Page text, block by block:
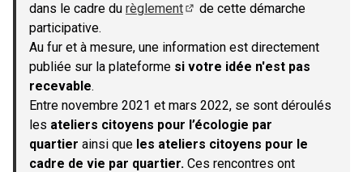
dans le cadre du règlement
de cette démarche
participative.
Au fur et à mesure, une information est directement
publiée sur la plateforme si votre idée n'est pas
recevable.
Entre novembre 2021 et mars 2022, se sont déroulés
les ateliers citoyens pour l’écologie par
quartier ainsi que les ateliers citoyens pour le
cadre de vie par quartier. Ces rencontres ont